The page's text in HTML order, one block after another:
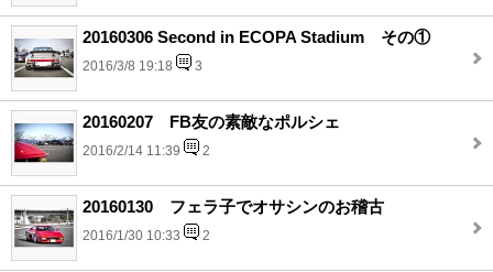
20160306 Second in ECOPA Stadium その①
2016/3/8 19:18 3
20160207 FB友の素敵なポルシェ
2016/2/14 11:39 2
20160130 フェラ子でオサシンのお稽古
2016/1/30 10:33 2